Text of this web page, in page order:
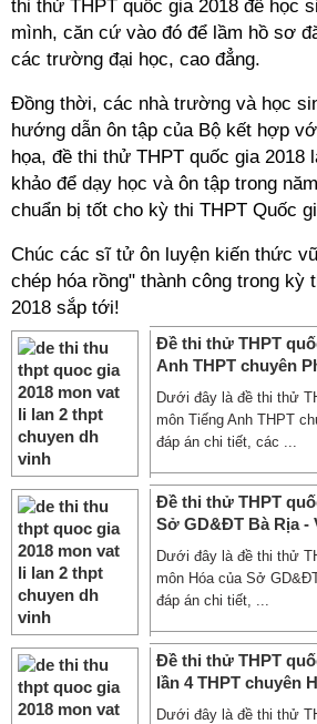
thi thử THPT quốc gia 2018 để học
mình, căn cứ vào đó để lầm hồ sơ
các trường đại học, cao đẳng.
Đồng thời, các nhà trường và học
hướng dẫn ôn tập của Bộ kết hợp
họa, đề thi thử THPT quốc gia 2018
khảo để dạy học và ôn tập trong
chuẩn bị tốt cho kỳ thi THPT Quốc
Chúc các sĩ tử ôn luyện kiến thức
chép hóa rồng" thành công trong kỳ
2018 sắp tới!
Đề thi thử THPT
Anh THPT chuyên
Dưới đây là đề thi thử
môn Tiếng Anh THPT
đáp án chi tiết, các ...
Đề thi thử THPT
Sở GD&ĐT Bà Rịa -
Dưới đây là đề thi thử
môn Hóa của Sở
đáp án chi tiết, ...
Đề thi thử THPT
lần 4 THPT chuyên
Dưới đây là đề thi thử